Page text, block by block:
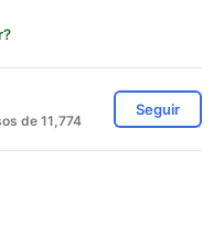
de 11,774
Seguir